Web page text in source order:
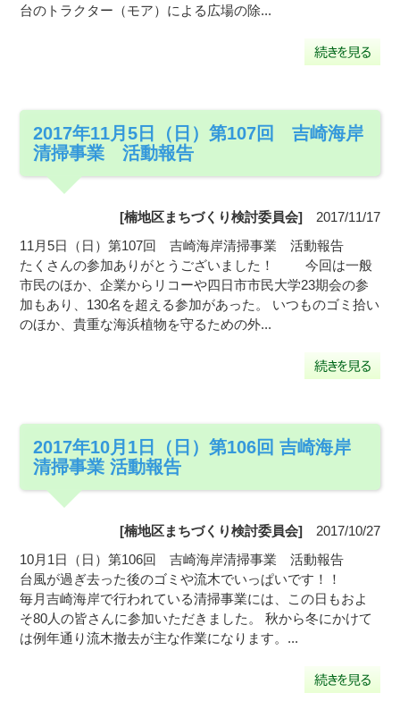
台のトラクター（モア）による広場の除...
2017年11月5日（日）第107回 吉崎海岸
清掃事業 活動報告
[楠地区まちづくり検討委員会] 2017/11/17
11月5日（日）第107回 吉崎海岸清掃事業 活動報告
たくさんの参加ありがとうございました！ 今回は一般
市民のほか、企業からリコーや四日市市民大学23期会の参
加もあり、130名を超える参加があった。 いつものゴミ拾い
のほか、貴重な海浜植物を守るための外...
2017年10月1日（日）第106回 吉崎海岸
清掃事業 活動報告
[楠地区まちづくり検討委員会] 2017/10/27
10月1日（日）第106回 吉崎海岸清掃事業 活動報告
台風が過ぎ去った後のゴミや流木でいっぱいです！！
毎月吉崎海岸で行われている清掃事業には、この日もおよ
そ80人の皆さんに参加いただきました。 秋から冬にかけて
は例年通り流木撤去が主な作業になります。...